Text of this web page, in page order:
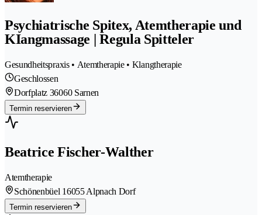
Psychiatrische Spitex, Atemtherapie und
KIangmassage | Regula Spitteler
Gesundheitspraxis • Atemtherapie • Klangtherapie
Geschlossen
Dorfplatz 36060 Sarnen
Termin reservieren
Beatrice Fischer-Walther
Atemtherapie
Schönenbüel 16055 Alpnach Dorf
Termin reservieren